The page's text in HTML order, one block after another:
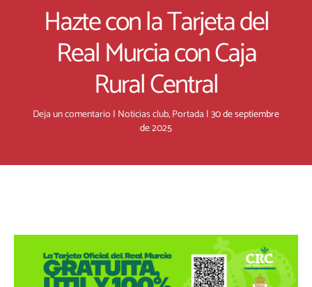
Hazte con la Tarjeta del
Real Murcia con Caja
Rural Central
Deja un comentario | Noticias club,Portada |30 de septiembre
de 2025